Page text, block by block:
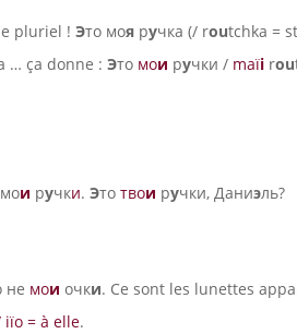
pluriel ! Это моя ручка (/ routchka =
… ça donne : Это мои ручки / maïi rou
и ручки. Это твои ручки, Даниэль?
не мои очки. Ce sont les lunettes
iïo = à elle.